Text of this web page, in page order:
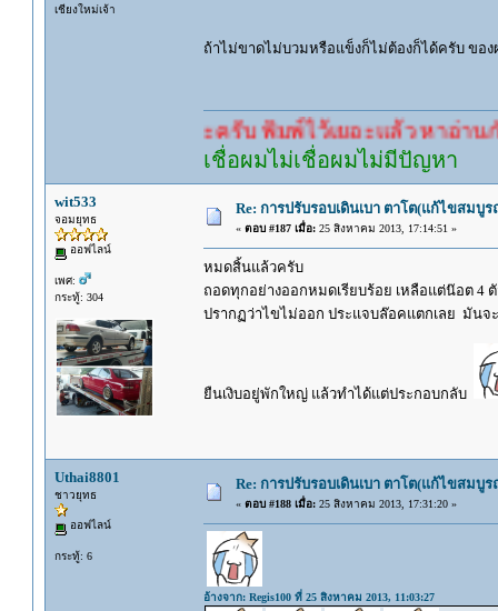
เชียงใหม่เจ้า
ถ้าไม่ขาดไม่บวมหรือแข็งก็ไม่ต้องก็ได้ครับ ของ
คำตอบนะครับ พิมพ์ไว้เยอะแล้ว หาอ่านกันดู
เชื่อผมไม่เชื่อผมไม่มีปัญหา
wit533
จอมยุทธ
ออฟไลน์
เพศ:
กระทู้: 304
Re: การปรับรอบเดินเบา ตาโต(แก้ไขสมบู
« ตอบ #187 เมื่อ:25 สิงหาคม 2013, 17:14:51 »
หมดสิ้นแล้วครับ
ถอดทุกอย่างออกหมดเรียบร้อย เหลือแต่น๊อต 4
ปรากฏว่าไขไม่ออก ประแจบล๊อคแตกเลย มันจ
ยืนเงิบอยู่พักใหญ่ แล้วทำได้แต่ประกอบกลับ
Uthai8801
ชาวยุทธ
ออฟไลน์
กระทู้: 6
Re: การปรับรอบเดินเบา ตาโต(แก้ไขสมบู
« ตอบ #188 เมื่อ:25 สิงหาคม 2013, 17:31:20 »
อ้างจาก: Regis100 ที่ 25 สิงหาคม 2013, 11:03:27